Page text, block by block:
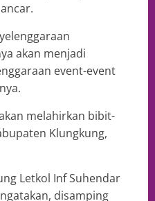
akan menjadi
event-event
melahirkan bibit-
Klungkung,
Letkol Inf Suhendar
disamping